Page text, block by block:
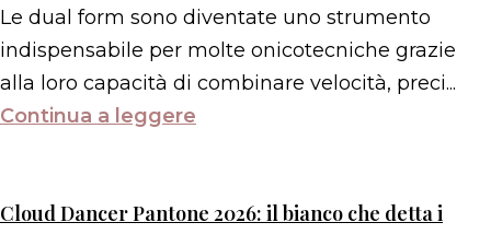
Le dual form sono diventate uno strumento
indispensabile per molte onicotecniche grazie
alla loro capacità di combinare velocità, preci...
Continua a leggere
Cloud Dancer Pantone 2026: il bianco che detta i